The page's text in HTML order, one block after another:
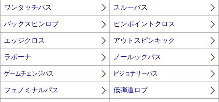
ワンタッチパス スルーパス
バックスピンロブ ピンポイントクロス
エッジクロス アウトスピンキック
ラボーナ ノールックパス
ゲームチェンジパス ビジョナリーパス
フェノミナルパス 低弾道ロブ